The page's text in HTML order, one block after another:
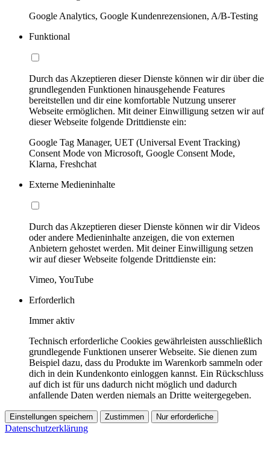
Google Analytics, Google Kundenrezensionen, A/B-Testing
Funktional
Durch das Akzeptieren dieser Dienste können wir dir über die
grundlegenden Funktionen hinausgehende Features
bereitstellen und dir eine komfortable Nutzung unserer
Webseite ermöglichen. Mit deiner Einwilligung setzen wir auf
dieser Webseite folgende Drittdienste ein:
Google Tag Manager, UET (Universal Event Tracking)
Consent Mode von Microsoft, Google Consent Mode,
Klarna, Freshchat
Externe Medieninhalte
Durch das Akzeptieren dieser Dienste können wir dir Videos
oder andere Medieninhalte anzeigen, die von externen
Anbietern gehostet werden. Mit deiner Einwilligung setzen
wir auf dieser Webseite folgende Drittdienste ein:
Vimeo, YouTube
Erforderlich
Immer aktiv
Technisch erforderliche Cookies gewährleisten ausschließlich
grundlegende Funktionen unserer Webseite. Sie dienen zum
Beispiel dazu, dass du Produkte im Warenkorb sammeln oder
dich in dein Kundenkonto einloggen kannst. Ein Rückschluss
auf dich ist für uns dadurch nicht möglich und dadurch
anfallende Daten werden niemals an Dritte weitergegeben.
Einstellungen speichern Zustimmen Nur erforderliche
Datenschutzerklärung